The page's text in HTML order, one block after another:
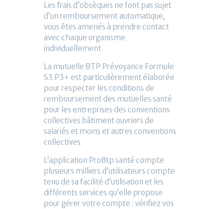
Les frais d’obsèques ne font pas sujet
d’un remboursement automatique,
vous êtes amenés à prendre contact
avec chaque organisme
individuellement.
La mutuelle BTP Prévoyance Formule
S3.P3+ est particulièrement élaborée
pour respecter les conditions de
remboursement des mutuelles santé
pour les entreprises des conventions
collectives bâtiment ouvriers de
salariés et moins et autres conventions
collectives.
L’application ProBtp santé compte
plusieurs milliers d’utilisateurs compte
tenu de sa facilité d’utilisation et les
différents services qu’elle propose
pour gérer votre compte : vérifiez vos